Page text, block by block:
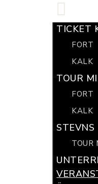
TICKET
FORT
KALK
TOUR
FORT
KALK
TOUR